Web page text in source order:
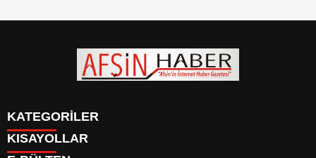
KATEGORİLER
SİYASET
KISAYOLLAR